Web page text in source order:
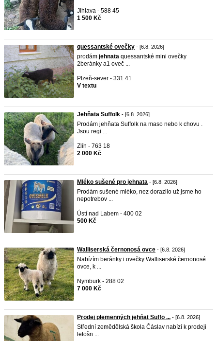
Jihlava - 588 45
1 500 Kč
quessantské ovečky - [6.8. 2026]
prodám jehnata quessantské mini ovečky
2beránky a1 oveč ...
Plzeň-sever - 331 41
V textu
Jehňata Suffolk - [6.8. 2026]
Prodám jehňata Suffolk na maso nebo k chovu .
Jsou regi ...
Zlín - 763 18
2 000 Kč
Mléko sušené pro jehnata - [6.8. 2026]
Prodám sušené mléko, nez dorazilo už jsme ho
nepotrebov ...
Ústí nad Labem - 400 02
500 Kč
Walliserská černonosá ovce - [6.8. 2026]
Nabízím beránky i ovečky Walliserské černonosé
ovce, k ...
Nymburk - 288 02
7 000 Kč
Prodej plemenných jehňat Suffo ... - [6.8. 2026]
Střední zemědělská škola Čáslav nabízí k prodeji
letošn ...